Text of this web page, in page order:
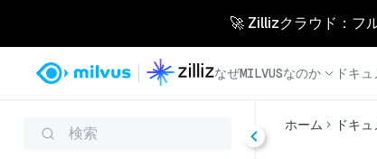
🚀 Zillizクラウド：フ
なぜMILVUSなのか ドキ
検索 ホーム ドキ